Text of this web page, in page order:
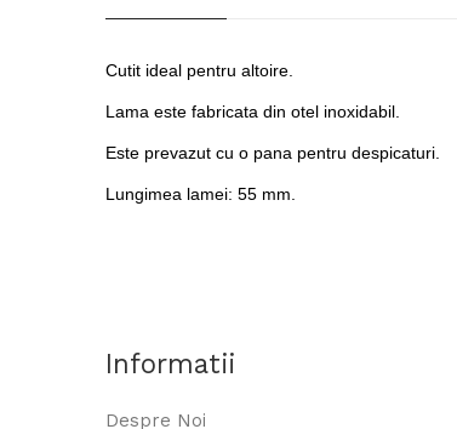
Cutit ideal pentru altoire.
Lama este fabricata din otel inoxidabil.
Este prevazut cu o pana pentru despicaturi.
Lungimea lamei: 55 mm.
Informatii
Despre Noi